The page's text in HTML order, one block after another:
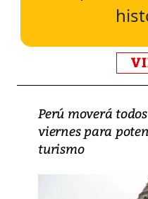
Perú moverá
viernes para
turismo